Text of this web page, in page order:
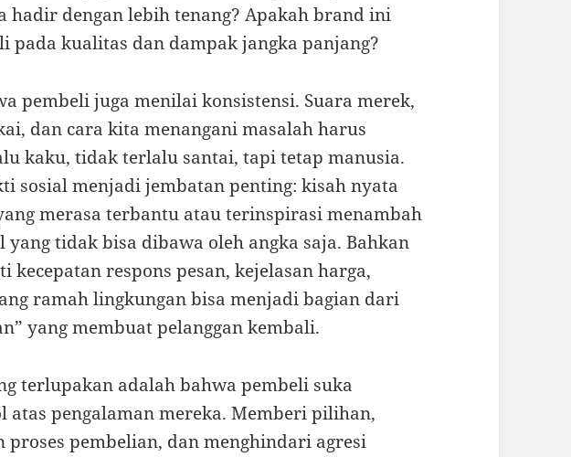
hadir dengan lebih tenang? Apakah brand ini
pada kualitas dan dampak jangka panjang?
pembeli juga menilai konsistensi. Suara merek,
dan cara kita menangani masalah harus
kaku, tidak terlalu santai, tapi tetap manusia.
sosial menjadi jembatan penting: kisah nyata
merasa terbantu atau terinspirasi menambah
yang tidak bisa dibawa oleh angka saja. Bahkan
kecepatan respons pesan, kejelasan harga,
ramah lingkungan bisa menjadi bagian dari
yang membuat pelanggan kembali.
terlupakan adalah bahwa pembeli suka
atas pengalaman mereka. Memberi pilihan,
proses pembelian, dan menghindari agresi